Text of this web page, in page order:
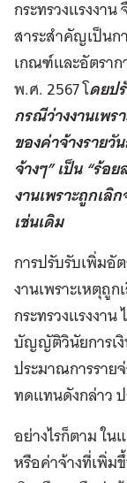
กระทรวงแรงงาน
สาระสำคัญเป็นก
เกณฑ์และอัตราก
พ.ศ. 2567 โดยป
กรณีว่างงานเพร
ของค่าจ้างรายวั
จ้างๆ” เป็น “ร้อ
งานเพราะถูกเลิ
เช่นเดิม
การปรับรับเพิ่มอั
งานเพราะเหตุถูก
กระทรวงแรงงา
บัญญัติวินัยการเงิ
ประมาณการราย
ทดแทนดังกล่าว
อย่างไรก็ตาม ใน
หรือค่าจ้างที่เพิ่ม